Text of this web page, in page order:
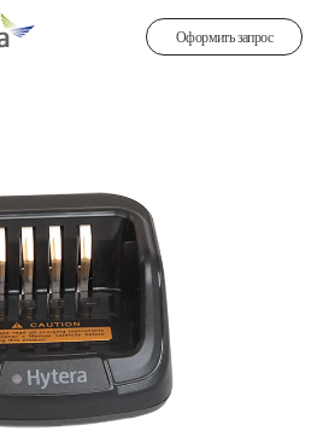
Оформить запрос